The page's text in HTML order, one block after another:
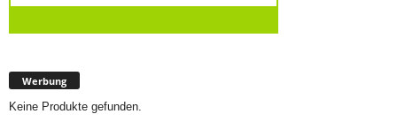
Werbung
Keine Produkte gefunden.